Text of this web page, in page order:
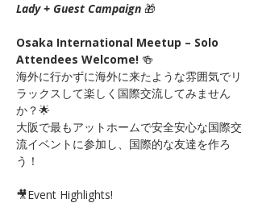
Lady + Guest Campaign 🎁
Osaka International Meetup – Solo
Attendees Welcome! 🍻
海外に行かずに海外に来たような雰囲気でリ
ラックスして楽しく国際交流してみません
か？🌟
大阪で最もアットホームで安全安心な国際交
流イベントに参加し、国際的な友達を作ろ
う！
🎥Event Highlights!